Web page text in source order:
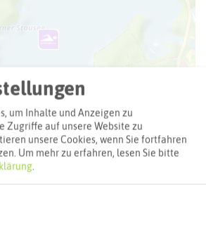
um Inhalte und Anzeigen zu
Zugriffe auf unsere Website zu
unsere Cookies, wenn Sie fortfahren
Um mehr zu erfahren, lesen Sie bitte
.